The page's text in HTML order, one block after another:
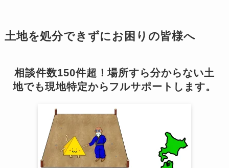
土地を処分できずにお困りの皆様へ
相談件数150件超！場所すら分からない土
地でも現地特定からフルサポートします。